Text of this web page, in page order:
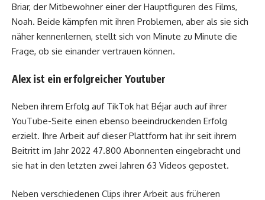
Briar, der Mitbewohner einer der Hauptfiguren des Films,
Noah. Beide kämpfen mit ihren Problemen, aber als sie sich
näher kennenlernen, stellt sich von Minute zu Minute die
Frage, ob sie einander vertrauen können.
Alex ist ein erfolgreicher Youtuber
Neben ihrem Erfolg auf TikTok hat Béjar auch auf ihrer
YouTube-Seite einen ebenso beeindruckenden Erfolg
erzielt. Ihre Arbeit auf dieser Plattform hat ihr seit ihrem
Beitritt im Jahr 2022 47.800 Abonnenten eingebracht und
sie hat in den letzten zwei Jahren 63 Videos gepostet.
Neben verschiedenen Clips ihrer Arbeit aus früheren